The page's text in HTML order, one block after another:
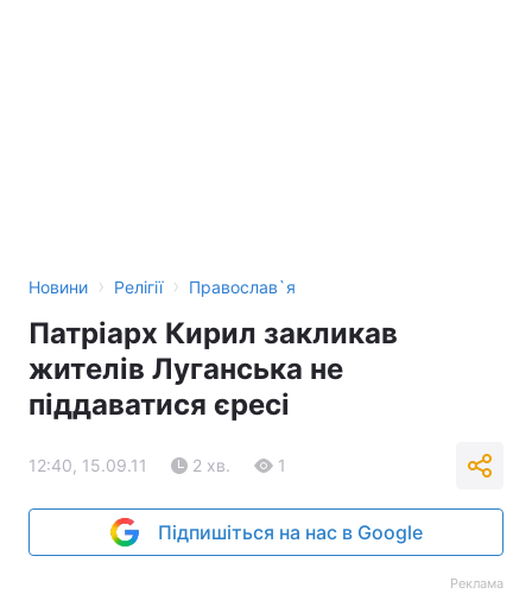
Новини › Релігії › Православ`я
Патріарх Кирил закликав
жителів Луганська не
піддаватися єресі
12:40, 15.09.11 2 хв. 1
Підпишіться на нас в Google
Реклама